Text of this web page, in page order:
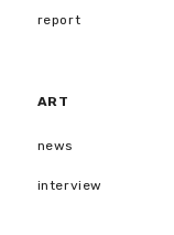
report
ART
news
interview